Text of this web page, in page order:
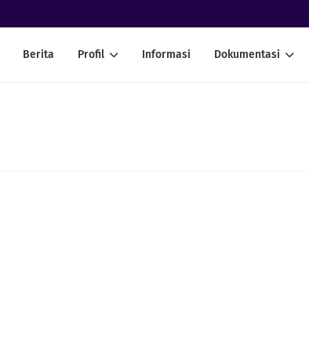
Berita Profil Informasi Dokumentasi